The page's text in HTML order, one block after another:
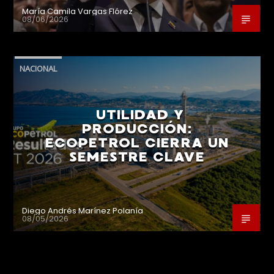
María Camila Vargas Flórez
08/06/2026
NACIONAL
UTILIDAD Y
PRODUCCIÓN:
ECOPETROL CIERRA UN
SEMESTRE CLAVE
Diego Andrés Marínez Polanía
08/05/2026